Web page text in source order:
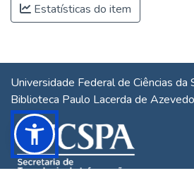
Estatísticas do item
Universidade Federal de Ciências
Biblioteca Paulo Lacerda de Azevedo